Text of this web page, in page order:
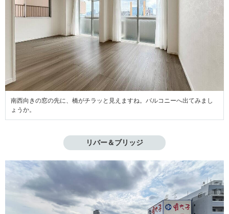
南西向きの窓の先に、橋がチラッと見えますね。バルコニーへ出てみまし
ょうか。
リバー＆ブリッジ